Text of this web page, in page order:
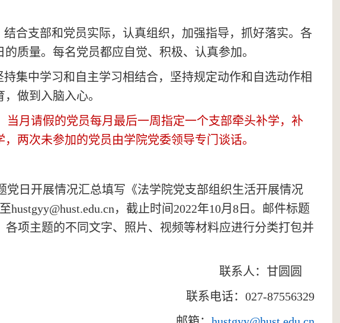
合支部和党员实际，认真组织，加强指导，抓好落实。各
质量。每名党员都应自觉、积极、认真参加。
集中学习和自主学习相结合，坚持规定动作和自选动作相
做到入脑入心。
当月请假的党员每月最后一周指定一个支部牵头补学，补
两次未参加的党员由学院党委领导专门谈话。
党日开展情况汇总填写《法学院党支部组织生活开展情况
hustgyy@hust.edu.cn，截止时间2022年10月8 日。邮件标题
各项主题的不同文字、照片、视频等材料应进行分类打包并
联系人：甘圆圆
联系电话： 027-87556329